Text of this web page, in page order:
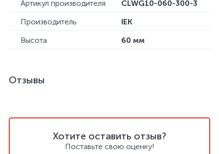
Артикул производителя
CLWG10-060-300-3
Производитель
IEK
Высота
60 мм
Отзывы
Хотите оставить отзыв?
Поставьте свою оценку!